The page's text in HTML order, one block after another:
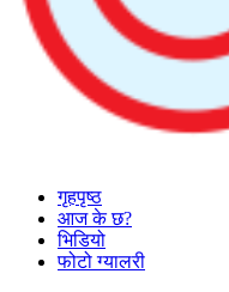
गृहपृष्ठ
आज के छ?
भिडियो
फोटो ग्यालरी